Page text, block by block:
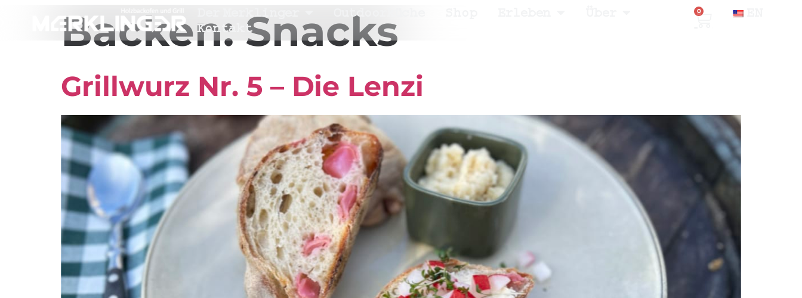
Outdoorküche
Kontakt
0
Backen: Snacks
Grillwurz Nr. 5 – Die Lenzi